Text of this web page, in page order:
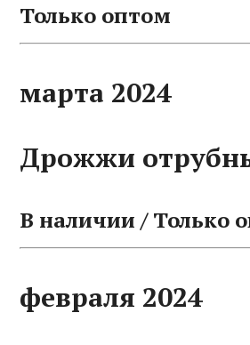
Только оптом
марта 2024
Дрожжи
В наличии / Только
февраля 2024